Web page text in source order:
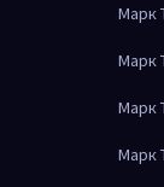
Марк
Марк
Марк
Марк